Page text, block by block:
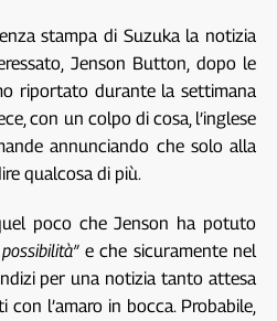
stampa di Suzuka la notizia
Jenson Button, dopo le
riportato durante la settimana
con un colpo di cosa, l’inglese
annunciando che solo alla
qualcosa di più.
poco che Jenson ha potuto
e che sicuramente nel
per una notizia tanto attesa
l’amaro in bocca. Probabile,